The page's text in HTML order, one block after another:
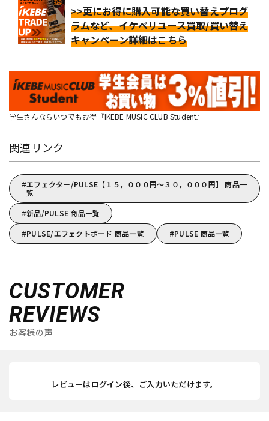
>>更にお得に購入可能な買い替えプログ
ラムなど、イケベリユース買取/買い替え
キャンペーン詳細はこちら
学生さんならいつでもお得『IKEBE MUSIC CLUB Student』
関連リンク
エフェクター/PULSE【１５，０００円～３０，０００円】 商品一
覧
新品/PULSE 商品一覧
PULSE/エフェクトボード 商品一覧
PULSE 商品一覧
CUSTOMER
REVIEWS
お客様の声
レビューはログイン後、ご入力いただけます。